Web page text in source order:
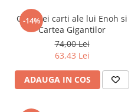
-14%
Cele trei carti ale lui Enoh si
Cartea Gigantilor
74,00 Lei
63,43 Lei
ADAUGA IN COS